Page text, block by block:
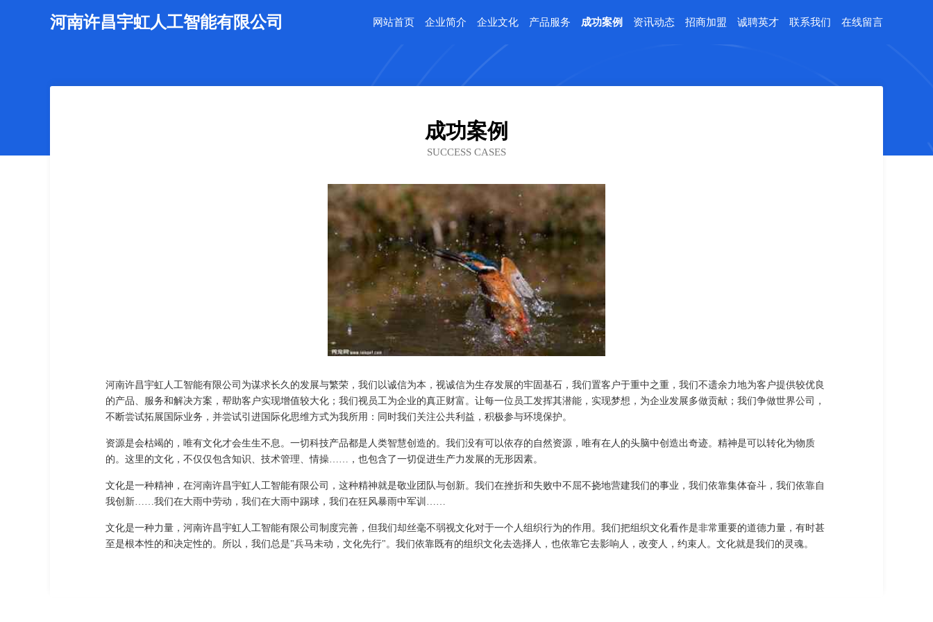
河南许昌宇虹人工智能有限公司 网站首页 企业简介 企业文化 产品服务 成功案例 资讯动态 招商加盟 诚聘英才 联系我们 在线留言
成功案例
SUCCESS CASES
河南许昌宇虹人工智能有限公司为谋求长久的发展与繁荣，我们以诚信为本，视诚信为生存发展的牢固基石，我们置客户于重中之重，我们不遗余力地为客户提供较优良
的产品、服务和解决方案，帮助客户实现增值较大化；我们视员工为企业的真正财富。让每一位员工发挥其潜能，实现梦想，为企业发展多做贡献；我们争做世界公司，
不断尝试拓展国际业务，并尝试引进国际化思维方式为我所用：同时我们关注公共利益，积极参与环境保护。
资源是会枯竭的，唯有文化才会生生不息。一切科技产品都是人类智慧创造的。我们没有可以依存的自然资源，唯有在人的头脑中创造出奇迹。精神是可以转化为物质
的。这里的文化，不仅仅包含知识、技术管理、情操……，也包含了一切促进生产力发展的无形因素。
文化是一种精神，在河南许昌宇虹人工智能有限公司，这种精神就是敬业团队与创新。我们在挫折和失败中不屈不挠地营建我们的事业，我们依靠集体奋斗，我们依靠自
我创新……我们在大雨中劳动，我们在大雨中踢球，我们在狂风暴雨中军训……
文化是一种力量，河南许昌宇虹人工智能有限公司制度完善，但我们却丝毫不弱视文化对于一个人组织行为的作用。我们把组织文化看作是非常重要的道德力量，有时甚
至是根本性的和决定性的。所以，我们总是"兵马未动，文化先行"。我们依靠既有的组织文化去选择人，也依靠它去影响人，改变人，约束人。文化就是我们的灵魂。